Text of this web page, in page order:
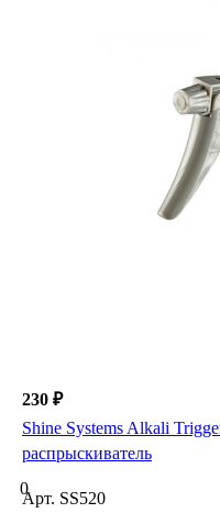
230 ₽
Shine Systems Alkali
распрыскиватель
0
Арт. SS520